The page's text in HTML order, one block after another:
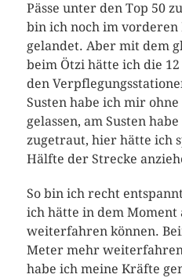
Pässe unter den Top 50
bin ich noch im
gelandet. Aber mit dem
beim Ötzi hätte ich die
den
Susten habe ich mir
gelassen, am Susten
zugetraut, hier hätte ich
Hälfte der Strecke
So bin ich recht
ich hätte in dem Moment
weiterfahren können.
Meter mehr
habe ich meine Kräfte